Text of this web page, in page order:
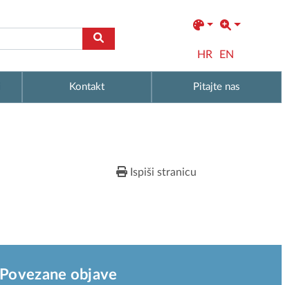
HR EN
Kontakt Pitajte nas
Ispiši stranicu
Povezane objave